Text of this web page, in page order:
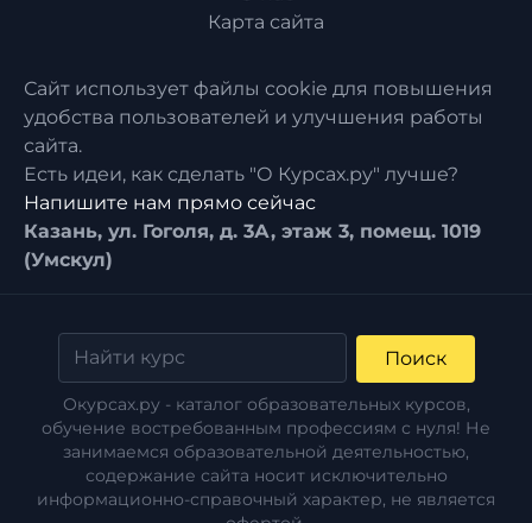
Карта сайта
Сайт использует файлы cookie для повышения
удобства пользователей и улучшения работы
сайта.
Есть идеи, как сделать "О Курсах.ру" лучше?
Напишите нам прямо сейчас
Казань, ул. Гоголя, д. 3А, этаж 3, помещ. 1019
(Умскул)
Поиск
Окурсах.ру - каталог образовательных курсов,
обучение востребованным профессиям с нуля! Не
занимаемся образовательной деятельностью,
содержание сайта носит исключительно
информационно-справочный характер, не является